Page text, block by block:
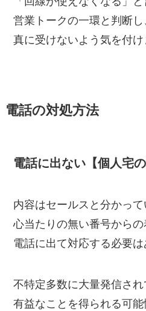
営業トークの一環と判断し
真に受けないよう気を付け
電話の対処方法
電話に出ない【個人宅の
内容はセールスと分かって
心当たりの無い番号からの
電話に出て対応する必要は
不特定多数に大量発信され
有益なことを得られる可能